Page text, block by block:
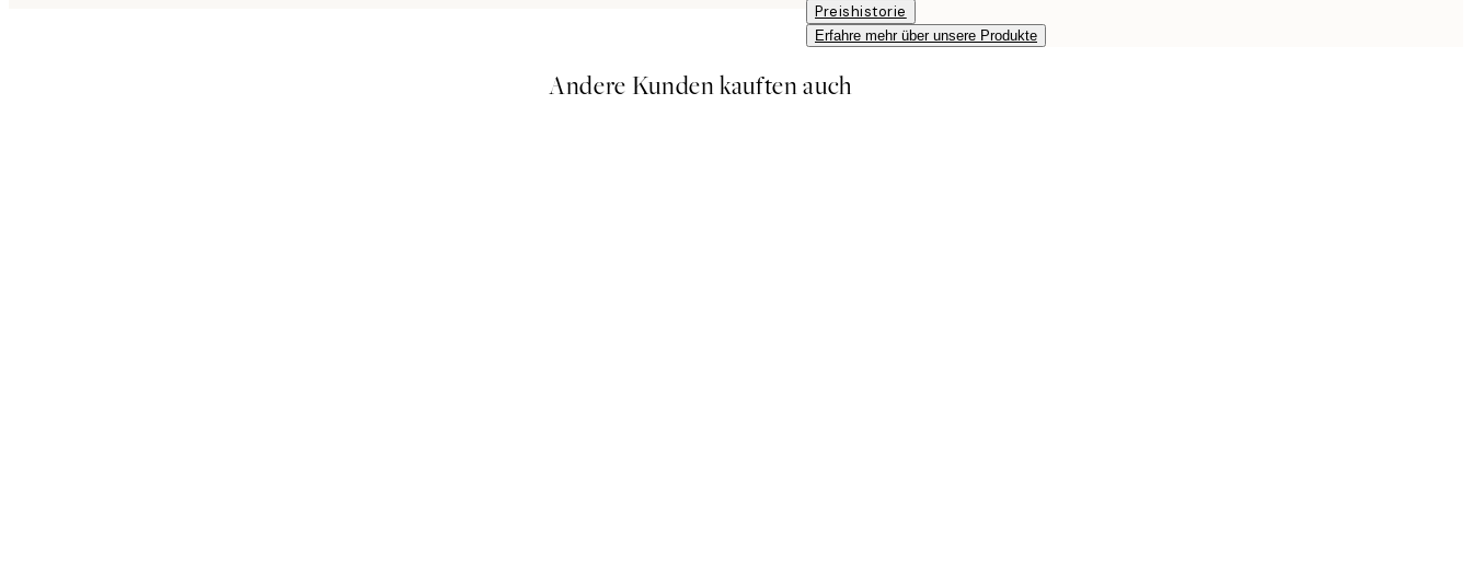
Preishistorie
Erfahre mehr über unsere Produkte
Andere Kunden kauften auch